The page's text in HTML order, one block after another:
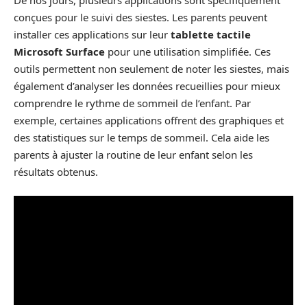
conçues pour le suivi des siestes. Les parents peuvent
installer ces applications sur leur tablette tactile
Microsoft Surface pour une utilisation simplifiée. Ces
outils permettent non seulement de noter les siestes, mais
également d’analyser les données recueillies pour mieux
comprendre le rythme de sommeil de l’enfant. Par
exemple, certaines applications offrent des graphiques et
des statistiques sur le temps de sommeil. Cela aide les
parents à ajuster la routine de leur enfant selon les
résultats obtenus.